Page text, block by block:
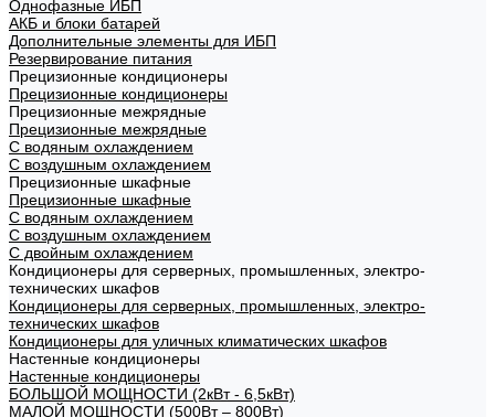
Однофазные ИБП
АКБ и блоки батарей
Дополнительные элементы для ИБП
Резервирование питания
Прецизионные кондиционеры
Прецизионные кондиционеры
Прецизионные межрядные
Прецизионные межрядные
С водяным охлаждением
С воздушным охлаждением
Прецизионные шкафные
Прецизионные шкафные
С водяным охлаждением
С воздушным охлаждением
С двойным охлаждением
Кондиционеры для серверных, промышленных, электро-
технических шкафов
Кондиционеры для серверных, промышленных, электро-
технических шкафов
Кондиционеры для уличных климатических шкафов
Настенные кондиционеры
Настенные кондиционеры
БОЛЬШОЙ МОЩНОСТИ (2кВт - 6,5кВт)
МАЛОЙ МОЩНОСТИ (500Вт – 800Вт)